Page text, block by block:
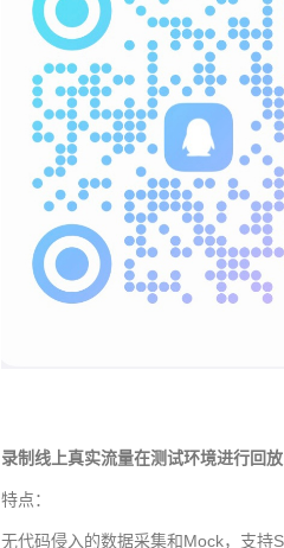
录制线上真实流量在测试环境进行回
特点：
无代码侵入的数据采集和Mock，支持